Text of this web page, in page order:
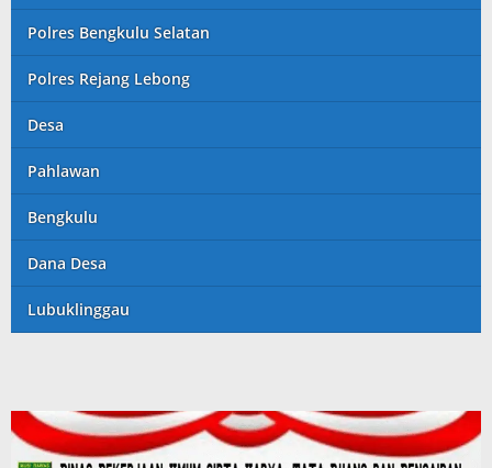
Polres Bengkulu Selatan
Polres Rejang Lebong
Desa
Pahlawan
Bengkulu
Dana Desa
Lubuklinggau